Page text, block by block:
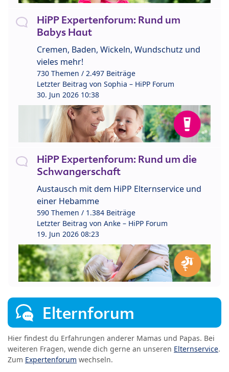
HiPP Expertenforum: Rund um
Babys Haut
Cremen, Baden, Wickeln, Wundschutz und
vieles mehr!
730 Themen / 2.497 Beiträge
Letzter Beitrag von Sophia – HiPP Forum
30. Jun 2026 10:38
HiPP Expertenforum: Rund um die
Schwangerschaft
Austausch mit dem HiPP Elternservice und
einer Hebamme
590 Themen / 1.384 Beiträge
Letzter Beitrag von Anke – HiPP Forum
19. Jun 2026 08:23
Elternforum
Hier findest du Erfahrungen anderer Mamas und Papas. Bei
weiteren Fragen, wende dich gerne an unseren Elternservice.
Zum Expertenforum wechseln.